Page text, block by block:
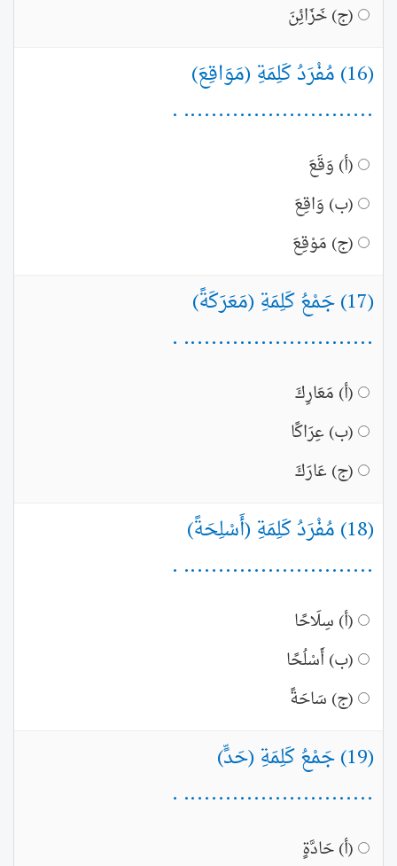
(ج) خَزَائِنَ
(16) مُفْرَدُ كَلِمَةِ (مَوَاقِعَ)
........................... .
(أ) وَقَعَ
(ب) وَاقِعَ
(ج) مَوْقِعَ
(17) جَمْعُ كَلِمَةِ (مَعَرَكَةً)
........................... .
(أ) مَعَارِكَ
(ب) عِرَاكًا
(ج) عَارَكَ
(18) مُفْرَدُ كَلِمَةِ (أَسْلِحَةً)
........................... .
(أ) سِلَاحًا
(ب) أَسْلُحًا
(ج) سَاحَةً
(19) جَمْعُ كَلِمَةِ (حَدٍّ)
........................... .
(أ) حَادَّةٍ